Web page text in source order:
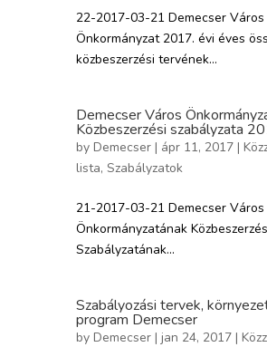
22-2017-03-21 Demecser Város
Önkormányzat 2017. évi éves
közbeszerzési tervének...
Demecser Város
Közbeszerzési szabályzata
by Demecser | ápr 11, 2017 |
lista, Szabályzatok
21-2017-03-21 Demecser Város
Önkormányzatának
Szabályzatának...
Szabályozási tervek,
program Demecser
by Demecser | jan 24, 2017 |